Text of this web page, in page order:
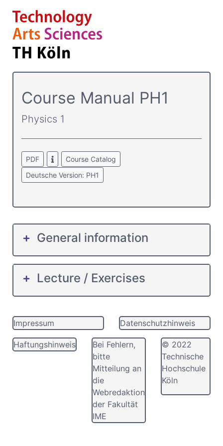
Course­ Manual PH1
Physics 1
PDF
Course Catalog
Deutsche Version: PH1
General information
Lecture / Exercises
Impressum Datenschutzhinweis
Haftungshinweis
Bei Fehlern,
bitte
Mitteilung an
die
Webredaktion
der Fakultät
IME
© 2022
Technische
Hochschule
Köln